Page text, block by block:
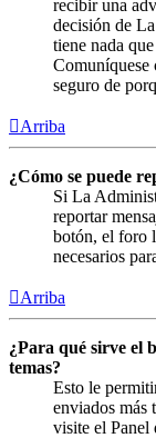
recibir una
decisión de
tiene nada
Comuníquese
seguro de
Arriba
¿Cómo se puede
Si La
reportar
botón, el foro
necesarios
Arriba
¿Para qué sirve el
temas?
Esto le
enviados más
visite el Panel